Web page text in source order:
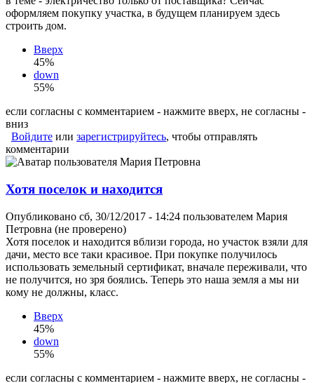
оформляем покупку участка, в будущем планируем здесь
строить дом.
Вверх
45%
down
55%
если согласны с комментарием - нажмите вверх, не согласны -
вниз
Войдите или зарегистрируйтесь, чтобы отправлять
комментарии
Хотя поселок и находится
Опубликовано сб, 30/12/2017 - 14:24 пользователем Мария
Петровна (не проверено)
Хотя поселок и находится вблизи города, но участок взяли для
дачи, место все таки красивое. При покупке получилось
использовать земельный сертификат, вначале переживали, что
не получится, но зря боялись. Теперь это наша земля а мы ни
кому не должны, класс.
Вверх
45%
down
55%
если согласны с комментарием - нажмите вверх, не согласны -